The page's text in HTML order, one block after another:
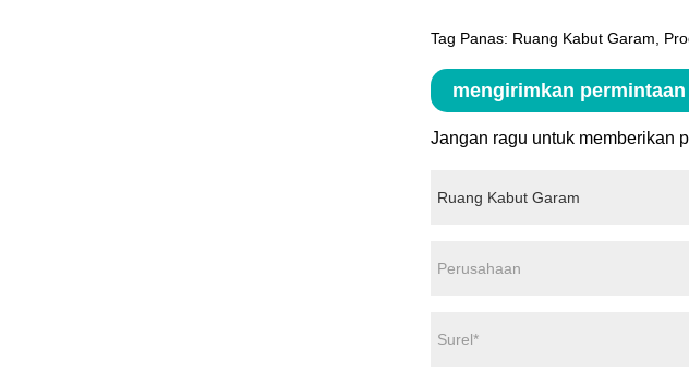
Tag Panas: Ruang Kabut Garam,
mengirimkan permintaan
Jangan ragu untuk memberikan